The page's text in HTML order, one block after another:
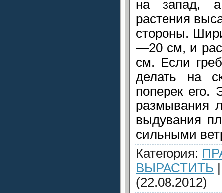
на запад, а
растения
стороны.
—20 см, и
см. Если
делать на
поперек его.
размывания
выдувания
сильными
Категория:
ВЫРАСТИТЬ
(22.08.2012)